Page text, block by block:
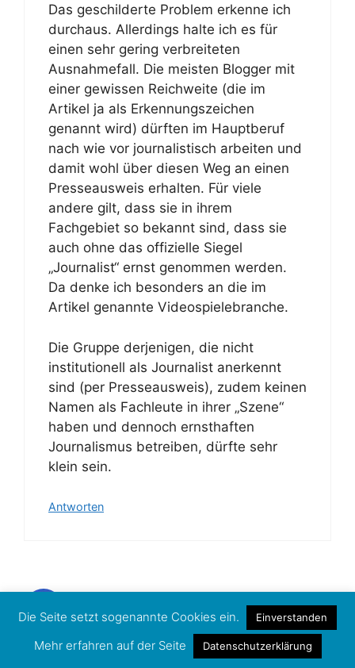
Das geschilderte Problem erkenne ich
durchaus. Allerdings halte ich es für
einen sehr gering verbreiteten
Ausnahmefall. Die meisten Blogger mit
einer gewissen Reichweite (die im
Artikel ja als Erkennungszeichen
genannt wird) dürften im Hauptberuf
nach wie vor journalistisch arbeiten und
damit wohl über diesen Weg an einen
Presseausweis erhalten. Für viele
andere gilt, dass sie in ihrem
Fachgebiet so bekannt sind, dass sie
auch ohne das offizielle Siegel
„Journalist“ ernst genommen werden.
Da denke ich besonders an die im
Artikel genannte Videospielebranche.
Die Gruppe derjenigen, die nicht
institutionell als Journalist anerkennt
sind (per Presseausweis), zudem keinen
Namen als Fachleute in ihrer „Szene“
haben und dennoch ernsthaften
Journalismus betreiben, dürfte sehr
klein sein.
Antworten
24. Februar 2014 um 17:27 Uhr
Die Seite setzt sogenannte Cookies ein. Einverstanden
Mehr erfahren auf der Seite Datenschutzerklärung